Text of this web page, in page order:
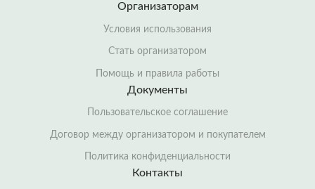
Организаторам
Условия использования
Стать организатором
Помощь и правила работы
Документы
Пользовательское соглашение
Договор между организатором и покупателем
Политика конфиденциальности
Контакты